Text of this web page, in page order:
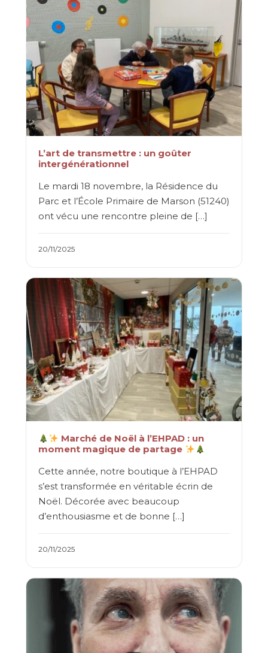
L’art de transmettre : un goûter
intergénérationnel
Le mardi 18 novembre, la Résidence du
Parc et l’École Primaire de Marson (51240)
ont vécu une rencontre pleine de […]
20/11/2025
Marché de Noël à l’EHPAD : un
moment magique de partage
Cette année, notre boutique à l’EHPAD
s’est transformée en véritable écrin de
Noël. Décorée avec beaucoup
d’enthousiasme et de bonne […]
20/11/2025